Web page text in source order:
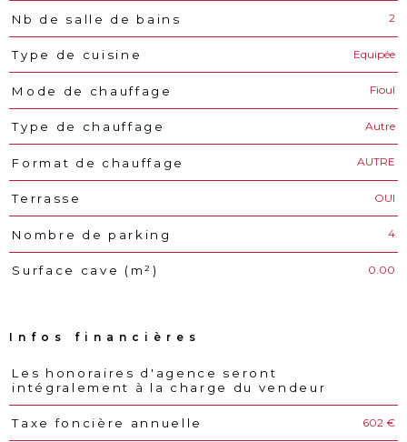
Nb de salle de bains 2
Type de cuisine Equipée
Mode de chauffage Fioul
Type de chauffage Autre
Format de chauffage AUTRE
Terrasse OUI
Nombre de parking 4
Surface cave (m²) 0.00
Infos financières
Caractéristiques Valeurs
Les honoraires d'agence seront
intégralement à la charge du vendeur
Taxe foncière annuelle 602 €